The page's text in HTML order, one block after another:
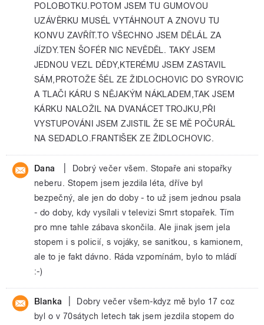
POLOBOTKU.POTOM JSEM TU GUMOVOU
UZÁVĚRKU MUSÉL VYTÁHNOUT A ZNOVU TU
KONVU ZAVŘÍT.TO VŠECHNO JSEM DĚLÁL ZA
JÍZDY.TEN ŠOFÉR NIC NEVĚDĚL. TAKY JSEM
JEDNOU VEZL DĚDY,KTERÉMU JSEM ZASTAVIL
SÁM,PROTOŽE ŠÉL ZE ŽIDLOCHOVIC DO SYROVIC
A TLAČI KÁRU S NĚJAKÝM NÁKLADEM,TAK JSEM
KÁRKU NALOŽIL NA DVANÁCET TROJKU,PŘI
VYSTUPOVÁNI JSEM ZJISTIL ŽE SE MĚ POČURÁL
NA SEDADLO.FRANTIŠEK ZE ŽIDLOCHOVIC.
Dana
Dobrý večer všem. Stopaře ani stopařky
neberu. Stopem jsem jezdila léta, dříve byl
bezpečný, ale jen do doby - to už jsem jednou psala
- do doby, kdy vysílali v televizi Smrt stopařek. Tím
pro mne tahle zábava skončila. Ale jinak jsem jela
stopem i s policií, s vojáky, se sanitkou, s kamionem,
ale to je fakt dávno. Ráda vzpomínám, bylo to mládí
:-)
Blanka
Dobry večer všem-kdyz mě bylo 17 coz
byl o v 70sátych letech tak jsem jezdila stopem do